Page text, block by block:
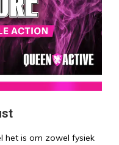
het is om zowel fysiek